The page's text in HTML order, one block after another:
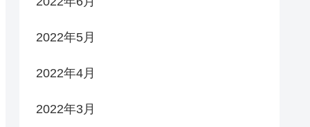
2022年5月
2022年4月
2022年3月